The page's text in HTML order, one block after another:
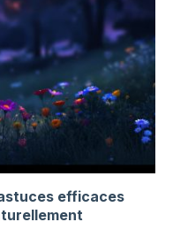
efficaces